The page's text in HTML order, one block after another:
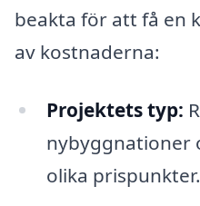
beakta för att få en
av kostnaderna:
Projektets typ:
nybyggnationer
olika prispunkter.